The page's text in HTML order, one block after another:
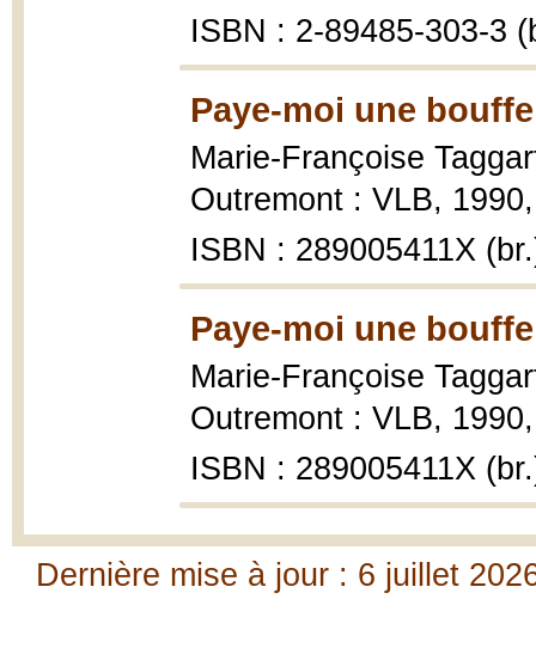
ISBN : 2-89485-303-3
Paye-moi une
Marie-Françoise
Outremont : VLB,
ISBN : 289005411X
Paye-moi une
Marie-Françoise
Outremont : VLB,
ISBN : 289005411X
Dernière mise à jour : 6 juillet